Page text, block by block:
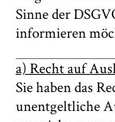
Sinne der
informieren
a) Recht auf
Sie haben das
unentgeltliche